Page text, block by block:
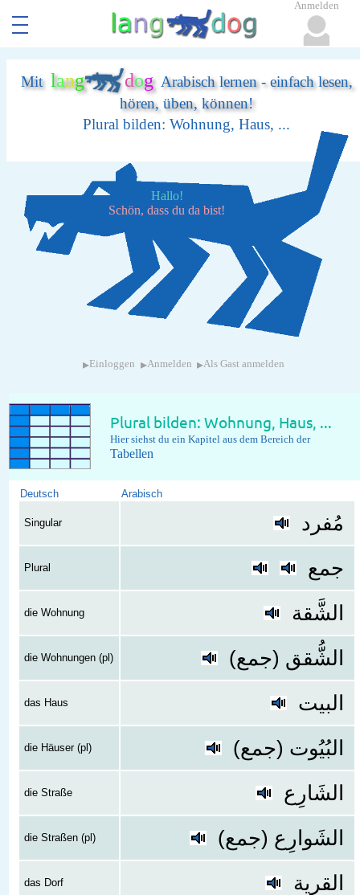
Mit lang dogArabisch lernen - einfach lesen,
hören, üben, können!
Plural bilden: Wohnung, Haus, ...
Hallo!
Schön, dass du da bist!
▸ Einloggen ▸Anmelden ▸Als Gast anmelden
Plural bilden: Wohnung, Haus, ...
Hier siehst du ein Kapitel aus dem Bereich der
Tabellen
Deutsch Arabisch
Singular مُفرد
Plural جمع
die Wohnung الشَّقة
die Wohnungen (pl) الشُّقق (جمع)
das Haus البيت
die Häuser (pl) البُيُوت (جمع)
die Straße الشَارِع
die Straßen (pl) الشَوارِع (جمع)
das Dorf القرية
Anmelden